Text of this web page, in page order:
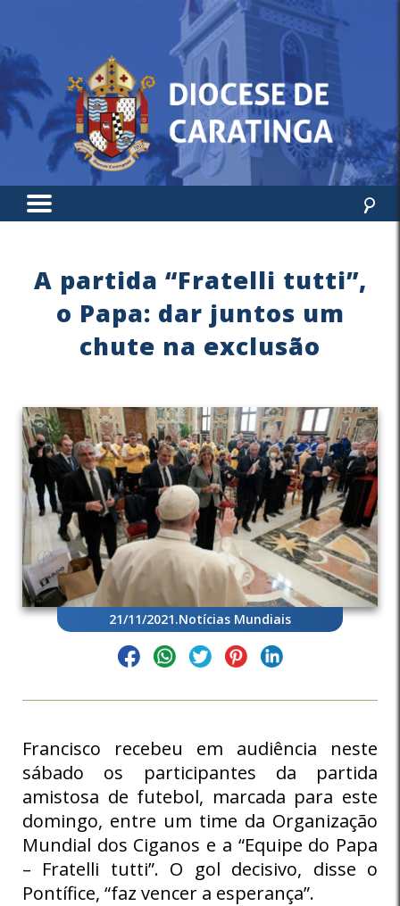
A partida “Fratelli tutti”,
o Papa: dar juntos um
chute na exclusão
21/11/2021.Notícias Mundiais
Francisco recebeu em audiência neste
sábado os participantes da partida
amistosa de futebol, marcada para este
domingo, entre um time da Organização
Mundial dos Ciganos e a “Equipe do Papa
– Fratelli tutti”. O gol decisivo, disse o
Pontífice, “faz vencer a esperança”.